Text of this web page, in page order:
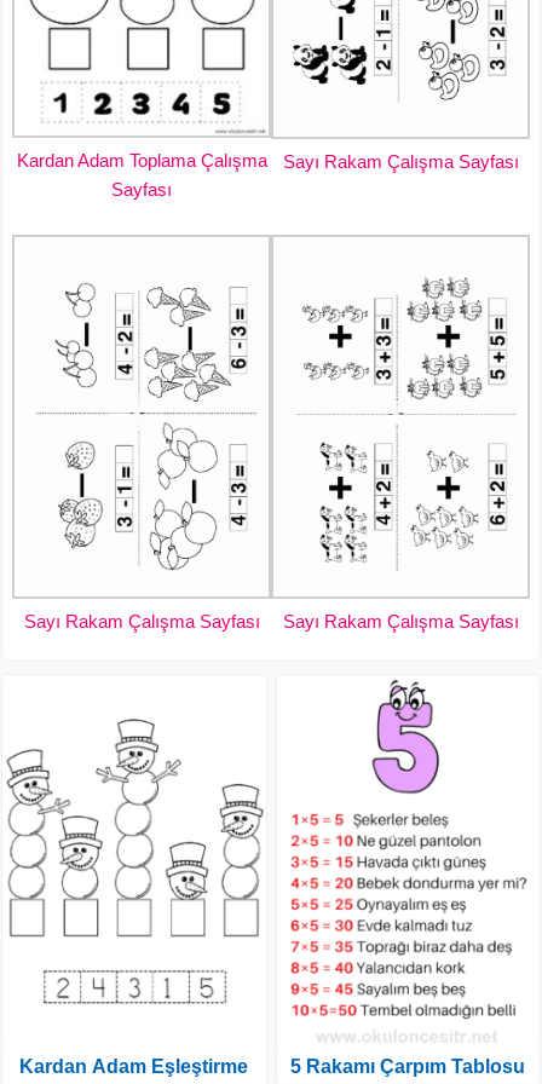
Kardan Adam Toplama Çalışma
Sayfası
Sayı Rakam Çalışma Sayfası
Sayı Rakam Çalışma Sayfası Sayı Rakam Çalışma Sayfası
Kardan Adam Eşleştirme
5 Rakamı Çarpım Tablosu